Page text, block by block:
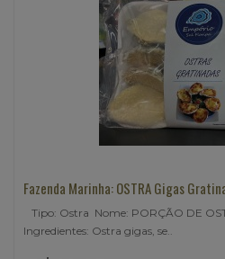
Fazenda Marinha: OSTRA Gigas
Tipo: Ostra Nome: PORÇÃO DE
Ingredientes: Ostra gigas, se..